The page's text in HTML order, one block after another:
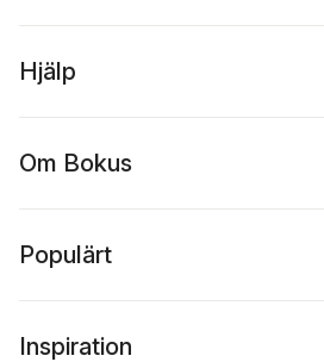
Hjälp
Om Bokus
Populärt
Inspiration